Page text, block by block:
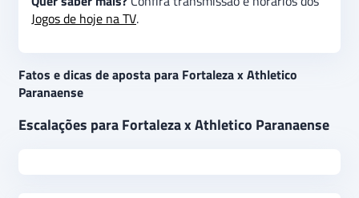
Jogos de hoje na TV.
Fatos e dicas de aposta para Fortaleza x Athletico
Paranaense
Escalações para Fortaleza x Athletico Paranaense